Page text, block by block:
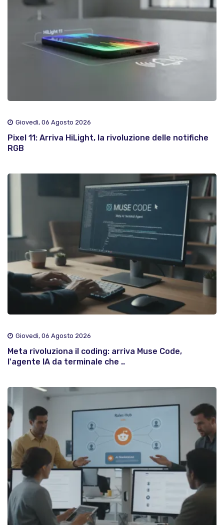
Giovedì, 06 Agosto 2026
Pixel 11: Arriva HiLight, la rivoluzione delle notifiche
RGB
Giovedì, 06 Agosto 2026
Meta rivoluziona il coding: arriva Muse Code,
l'agente IA da terminale che ..